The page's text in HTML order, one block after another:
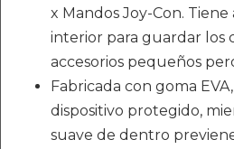
x Mandos Joy-Con.
interior para guardar los
accesorios pequeños
Fabricada con goma
dispositivo protegido,
suave de dentro